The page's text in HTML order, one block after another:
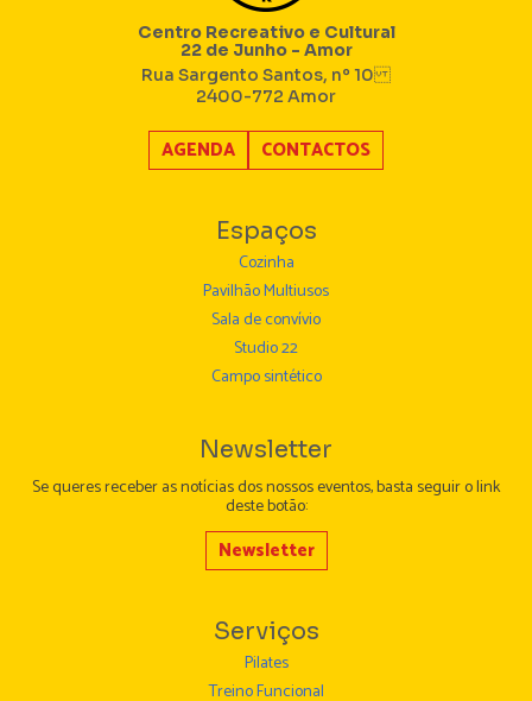
Centro Recreativo e Cultural
22 de Junho - Amor
Rua Sargento Santos, nº 10
2400-772 Amor
AGENDA CONTACTOS
Espaços
Cozinha
Pavilhão Multiusos
Sala de convívio
Studio 22
Campo sintético
Newsletter
Se queres receber as notícias dos nossos eventos, basta seguir o link
deste botão:
Newsletter
Serviços
Pilates
Treino Funcional